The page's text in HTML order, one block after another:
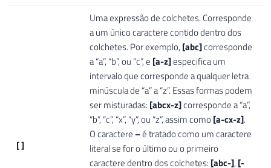
[ ]
Uma expressão de colchetes. Corresponde
a um único caractere contido dentro dos
colchetes. Por exemplo, [abc]corresponde
a “a”, “b”, ou “c”, e [a-z]especifica um
intervalo que corresponde a qualquer letra
minúscula de “a” a “z”. Essas formas podem
ser misturadas: [abcx-z]corresponde a “a”,
“b”, “c”, “x”, “y”, ou “z”, assim como [a-cx-z].
O caractere–é tratado como um caractere
literal se for o último ou o primeiro
caractere dentro dos colchetes: [abc-], [-